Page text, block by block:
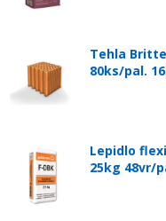
Tehla
80ks/pal.
Lepidlo
25kg 48vr/